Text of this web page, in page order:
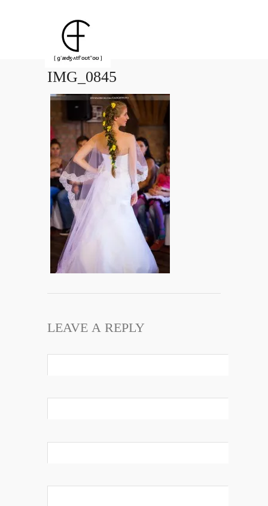
IMG_0845
LEAVE A REPLY